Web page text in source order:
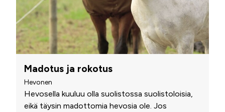
Madotus ja rokotus
Hevonen
Hevosella kuuluu olla suolistossa suolistoloisia,
eikä täysin madottomia hevosia ole. Jos